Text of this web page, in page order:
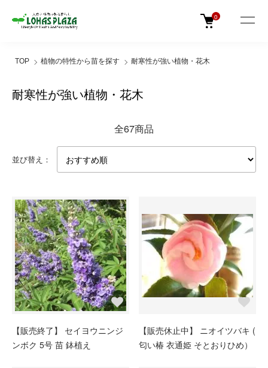
0
TOP 植物の特性から苗を探す 耐寒性が強い植物・花木
耐寒性が強い植物・花木
全67商品
並び替え：
【販売終了】 セイヨウニンジ
ンボク 5号 苗 鉢植え
【販売休止中】 ニオイツバキ (
匂い椿 衣通姫 そとおりひめ）